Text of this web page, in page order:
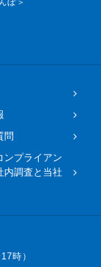
ぽ＞
問
ンプライアン
内調査と当社
時）